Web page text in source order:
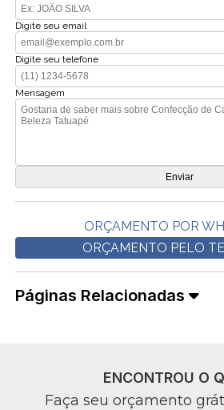
Digite seu email
Digite seu telefone
Mensagem
ORÇAMENTO POR
ORÇAMENTO PELO
Páginas Relacionadas
ENCONTROU O
Faça seu orçamento